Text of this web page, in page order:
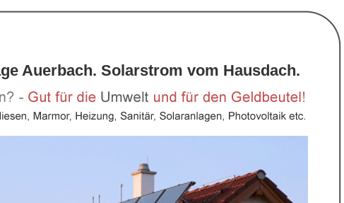
Auerbach. Solarstrom vom Hausdach.